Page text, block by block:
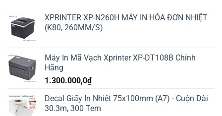
XPRINTER XP-N260H MÁY IN HÓA ĐƠN NHIỆT
(K80, 260MM/S)
Máy In Mã Vạch Xprinter XP-DT108B Chính
Hãng
1.300.000,0₫
Decal Giấy In Nhiệt 75x100mm (A7) - Cuộn Dài
30.3m, 300 Tem